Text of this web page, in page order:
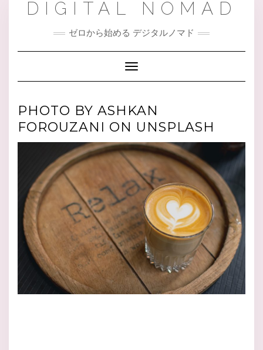
DIGITAL NOMAD
ゼロから始める デジタルノマド
Toggle Navigation
PHOTO BY ASHKAN
FOROUZANI ON UNSPLASH